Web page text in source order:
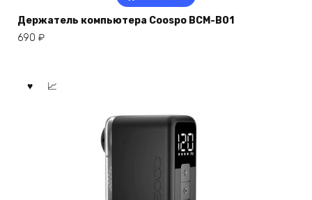
Держатель компьютера Coospo BCM-B01
690 ₽